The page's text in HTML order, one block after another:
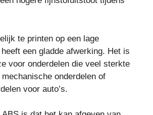
te printen op een lage
een gladde afwerking. Het is
voor onderdelen die veel sterkte
onderdelen of
voor auto’s.